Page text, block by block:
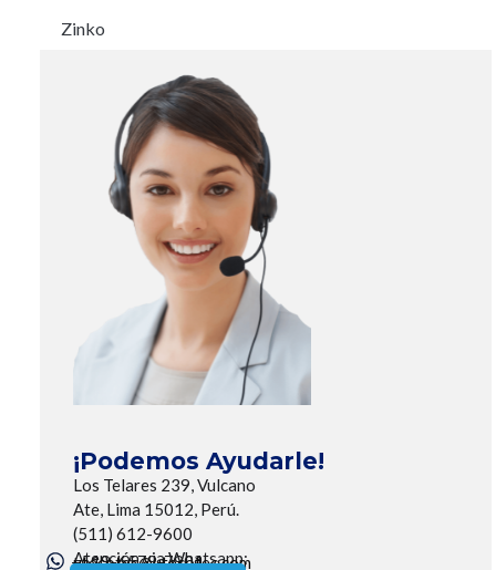
Zinko
¡Podemos Ayudarle!
Los Telares 239, Vulcano
Ate, Lima 15012, Perú.
(511) 612-9600
Atención via Whatsapp:
+519-6579-7901
utecotec@utecotec.com